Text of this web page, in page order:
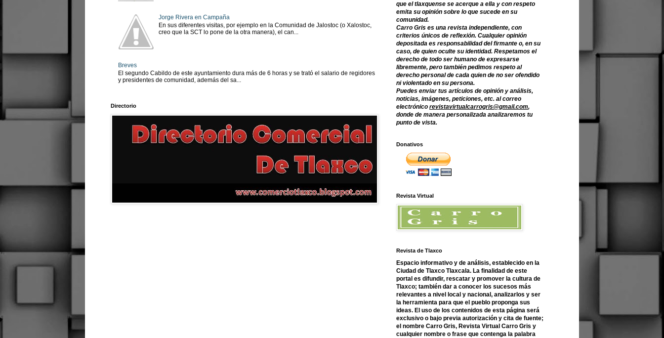
Jorge Rivera en Campaña
En sus diferentes visitas, por ejemplo en la Comunidad de Jalostoc (o Xalostoc,
creo que la SCT lo pone de la otra manera), el can...
Breves
El segundo Cabildo de este ayuntamiento dura más de 6 horas y se trató el salario de regidores
y presidentes de comunidad, además del sa...
Directorio
que el tlaxquense se acerque a ella y con respeto
emita su opinión sobre lo que sucede en su
comunidad.
Carro Gris es una revista independiente, con
criterios únicos de reflexión. Cualquier opinión
depositada es responsabilidad del firmante o, en su
caso, de quien oculte su identidad. Respetamos el
derecho de todo ser humano de expresarse
libremente, pero también pedimos respeto al
derecho personal de cada quien de no ser ofendido
ni violentado en su persona.
Puedes enviar tus artículos de opinión y análisis,
noticias, imágenes, peticiones, etc. al correo
electrónico revistavirtualcarrogris@gmail.com,
donde de manera personalizada analizaremos tu
punto de vista.
Donativos
Revista Virtual
Revista de Tlaxco
Espacio informativo y de análisis, establecido en la
Ciudad de Tlaxco Tlaxcala. La finalidad de este
portal es difundir, rescatar y promover la cultura de
Tlaxco; también dar a conocer los sucesos más
relevantes a nivel local y nacional, analizarlos y ser
la herramienta para que el pueblo proponga sus
ideas. El uso de los contenidos de esta página será
exclusivo o bajo previa autorización y cita de fuente;
el nombre Carro Gris, Revista Virtual Carro Gris y
cualquier nombre o frase que contenga la palabra